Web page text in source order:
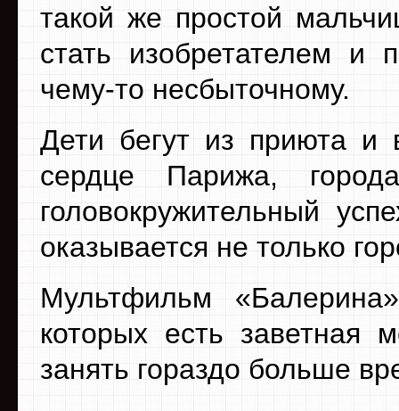
такой же простой
стать изобретателем и
чему-то несбыточному.
Дети бегут из приюта и
сердце Парижа,
головокружительный
оказывается не только
Мультфильм
которых есть заветная
занять гораздо больше